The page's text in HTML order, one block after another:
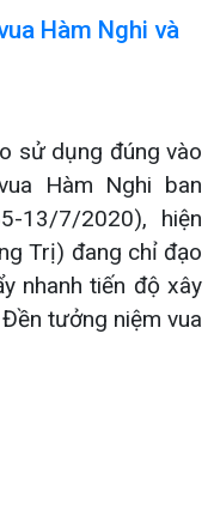
Hàm Nghi và
sử dụng đúng vào
Hàm Nghi ban
13/7/2020), hiện
Trị) đang chỉ đạo
nhanh tiến độ xây
tưởng niệm vua